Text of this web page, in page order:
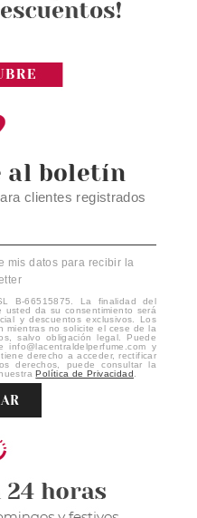
al boletín
clientes registrados
mis datos para recibir la
B-66515875. La finalidad del
da su consentimiento será
y descuentos exclusivos. Los
mientras no solicite el cese de la
salvo obligación legal. Puede
y
derecho a acceder, rectificar
derechos, puede consultar la
Política de Privacidad